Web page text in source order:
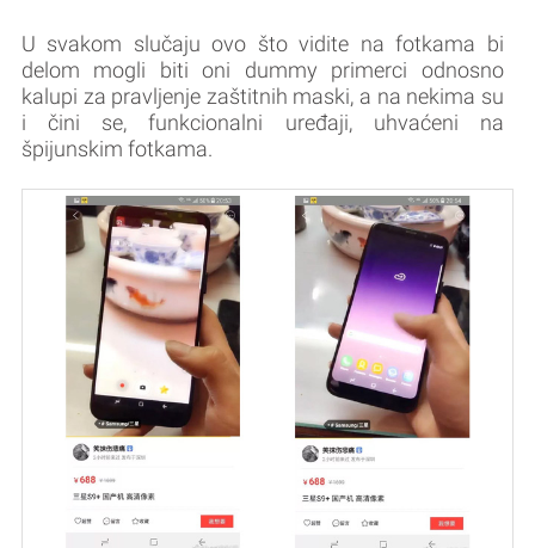
U svakom slučaju ovo što vidite na fotkama bi
delom mogli biti oni dummy primerci odnosno
kalupi za pravljenje zaštitnih maski, a na nekima su
i čini se, funkcionalni uređaji, uhvaćeni na
špijunskim fotkama.